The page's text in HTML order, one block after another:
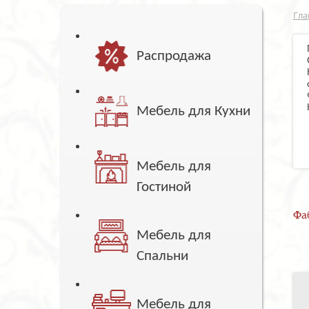
Распродажа
Мебель для Кухни
Мебель для
Гостиной
Мебель для
Спальни
Мебель для